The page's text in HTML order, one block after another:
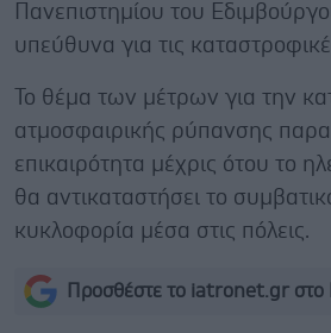
Πανεπιστημίου του
υπεύθυνα για τις
Το θέμα των μέτρων για την
ατμοσφαιρικής ρύπανσης
επικαιρότητα μέχρις ότου το
θα αντικαταστήσει το
κυκλοφορία μέσα στις πόλεις.
Προσθέστε το iatronet.gr